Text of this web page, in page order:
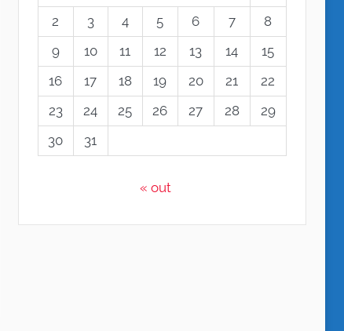
2
3 4 5 6 7
8
9
10 11 12 13 14
15
16
17 18 19 20 21
22
23
24 25 26 27 28
29
30
31
« out